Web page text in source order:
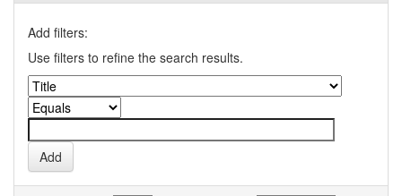
Add filters:
Use filters to refine the search results.